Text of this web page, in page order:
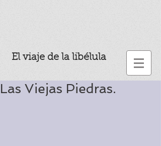
El viaje de la libélula
Las Viejas Piedras.